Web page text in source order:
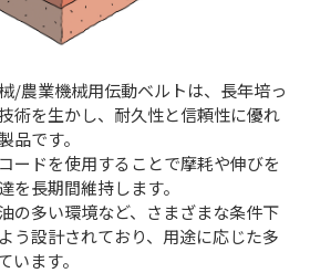
/農業機械用伝動ベルトは、長年培っ
術を生かし、耐久性と信頼性に優れ
品です。
ードを使用することで摩耗や伸びを
を長期間維持します。
の多い環境など、さまざまな条件下
う設計されており、用途に応じた多
います。